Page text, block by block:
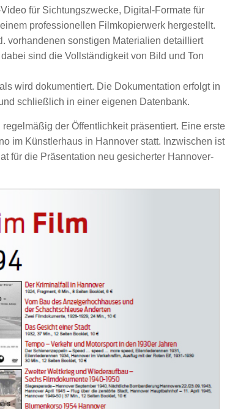
für Sichtungszwecke, Digital-Formate für
professionellen Filmkopierwerk hergestellt.
vorhandenen sonstigen Materialien detailliert
sind die Vollständigkeit von Bild und Ton
wird dokumentiert. Die Dokumentation erfolgt in
schließlich in einer eigenen Datenbank.
der Öffentlichkeit präsentiert. Eine erste
im Künstlerhaus in Hannover statt. Inzwischen ist
für die Präsentation neu gesicherter Hannover-